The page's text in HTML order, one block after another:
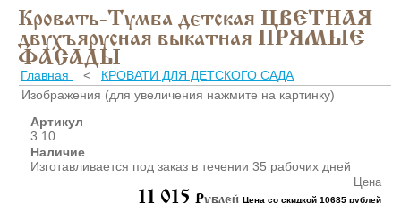
Каталог мебели
ПОЛКИ НАВЕСНЫЕ (2)
ШКАФЫ ДЛЯ КАБИНЕТОВ
И ОФИСОВ (95)
СТОЛЫ ДЛЯ КАБИНЕТОВ И
КРОВАТИ ДЛЯ ДЕТСКОГО
САДА (65)
МАТРАСЫ ДЛЯ ДЕТСКИХ
Кровать-Тумба детская ЦВЕТНАЯ
двухъярусная выкатная ПРЯМЫЕ
ФАСАДЫ
Главная < КРОВАТИ ДЛЯ ДЕТСКОГО САДА
Изображения (для увеличения нажмите на картинку)
Артикул
3.10
Наличие
Изготавливается под заказ в течении 35 рабочих дней
Цена
11 015 Pублей Цена со скидкой 10685 рублей